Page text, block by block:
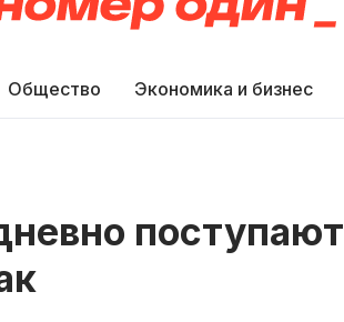
Общество Экономика и бизнес
поступают